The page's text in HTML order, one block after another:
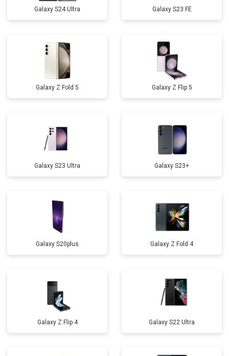
Galaxy S24 Ultra Galaxy S23 FE
Galaxy Z Fold 5 Galaxy Z Flip 5
Galaxy S23 Ultra Galaxy S23+
Galaxy S20plus Galaxy Z Fold 4
Galaxy Z Flip 4 Galaxy S22 Ultra